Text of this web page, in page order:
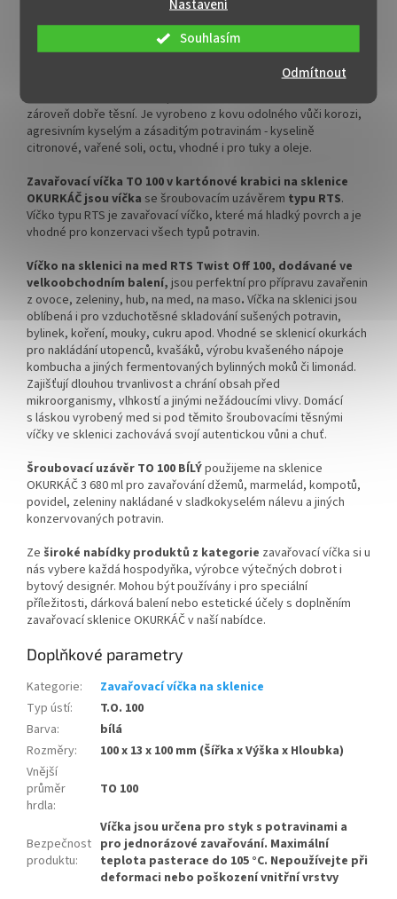
Nastavení
Odmítnout
Souhlasím
spolehlivá. Víčko na sklenici lehce zašroubujete rukou. Víčko je
ideální pro různé druhy konzervování, zavařování, pasterizaci,
nakládání do láku a uchovávání potravin.
Zavařovací víčko BÍLÉ na sklenice OKURKÁČ 3680 ml ve
zároveň dobře těsní. Je vyrobeno z kovu odolného vůči korozi,
agresivním kyselým a zásaditým potravinám - kyselině
citronové, vařené soli, octu, vhodné i pro tuky a oleje.
Zavařovací víčka TO 100 v kartónové krabici na sklenice
OKURKÁČ jsou víčka se šroubovacím uzávěrem typu RTS.
Víčko typu RTS je zavařovací víčko, které má hladký povrch a je
vhodné pro konzervaci všech typů potravin.
Víčko na sklenici na med RTS Twist Off 100, dodávané ve
velkoobchodním balení, jsou perfektní pro přípravu zavařenin
z ovoce, zeleniny, hub, na med, na maso. Víčka na sklenici jsou
oblíbená i pro vzduchotěsné skladování sušených potravin,
bylinek, koření, mouky, cukru apod. Vhodné se sklenicí okurkách
pro nakládání utopenců, kvašáků, výrobu kvašeného nápoje
kombucha a jiných fermentovaných bylinných moků či limonád.
Zajišťují dlouhou trvanlivost a chrání obsah před
mikroorganismy, vlhkostí a jinými nežádoucími vlivy. Domácí
s láskou vyrobený med si pod těmito šroubovacími těsnými
víčky ve sklenici zachovává svojí autentickou vůni a chuť.
Šroubovací uzávěr TO 100 BÍLÝpoužijeme na sklenice
OKURKÁČ 3 680 ml pro zavařování džemů, marmelád, kompotů,
povidel, zeleniny nakládané v sladkokyselém nálevu a jiných
konzervovaných potravin.
Ze široké nabídky produktů z kategorie zavařovací víčka si u
nás vybere každá hospodyňka, výrobce výtečných dobrot i
bytový designér. Mohou být používány i pro speciální
příležitosti, dárková balení nebo estetické účely s doplněním
zavařovací sklenice OKURKÁČ v naší nabídce.
Doplňkové parametry
Kategorie:
Zavařovací víčka na sklenice
Typ ústí:
T.O. 100
Barva:
bílá
Rozměry:
100 x 13 x 100 mm (Šířka x Výška x Hloubka)
Vnější
průměr
hrdla:
TO 100
Bezpečnost
produktu:
Víčka jsou určena pro styk s potravinami a
pro jednorázové zavařování. Maximální
teplota pasterace do 105 °C. Nepoužívejte při
deformaci nebo poškození vnitřní vrstvy